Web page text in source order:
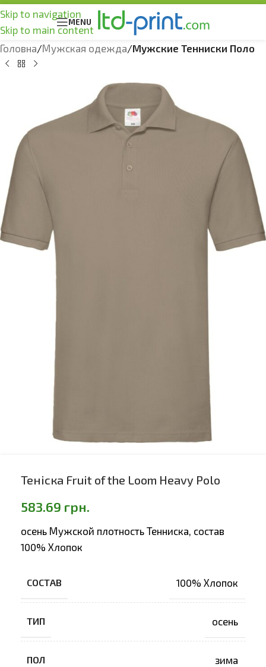
Skip to navigation
Skip to main content
MENU
Головна Мужская одежда Мужские Тенниски Поло
Теніска Fruit of the Loom Heavy Polo
583.69 грн.
осень Мужской плотность Тенниска, состав
100% Хлопок
СОСТАВ 100% Хлопок
ТИП осень
ПОЛ зима